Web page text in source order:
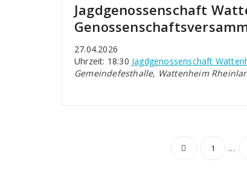
Jagdgenossenschaft
27.04.2026
Uhrzeit: 18:30 Jagdgenossenschaft
Gemeindefesthalle, Wattenheim
1 …